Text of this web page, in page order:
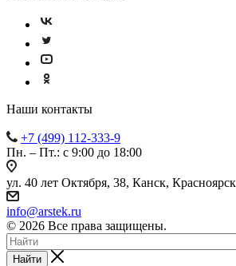
Наши контакты
+7 (499) 112-333-9
Пн. – Пт.: с 9:00 до 18:00
ул. 40 лет Октября, 38, Канск,
info@arstek.ru
© 2026 Все права защищены.
Найти